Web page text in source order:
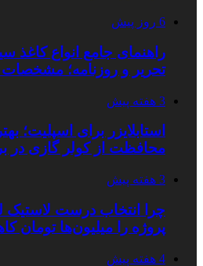
6 روز پیش
راهنمای جامع انواع کاغذ
تحریر و روزنامه؛ مشخصات
3 هفته پیش
استابلایزر برای اسپلیت؛
محافظت از کولر گازی در
3 هفته پیش
چرا انتخاب درست لاستیک
پروژه را میلیون‌ها تومان
4 هفته پیش